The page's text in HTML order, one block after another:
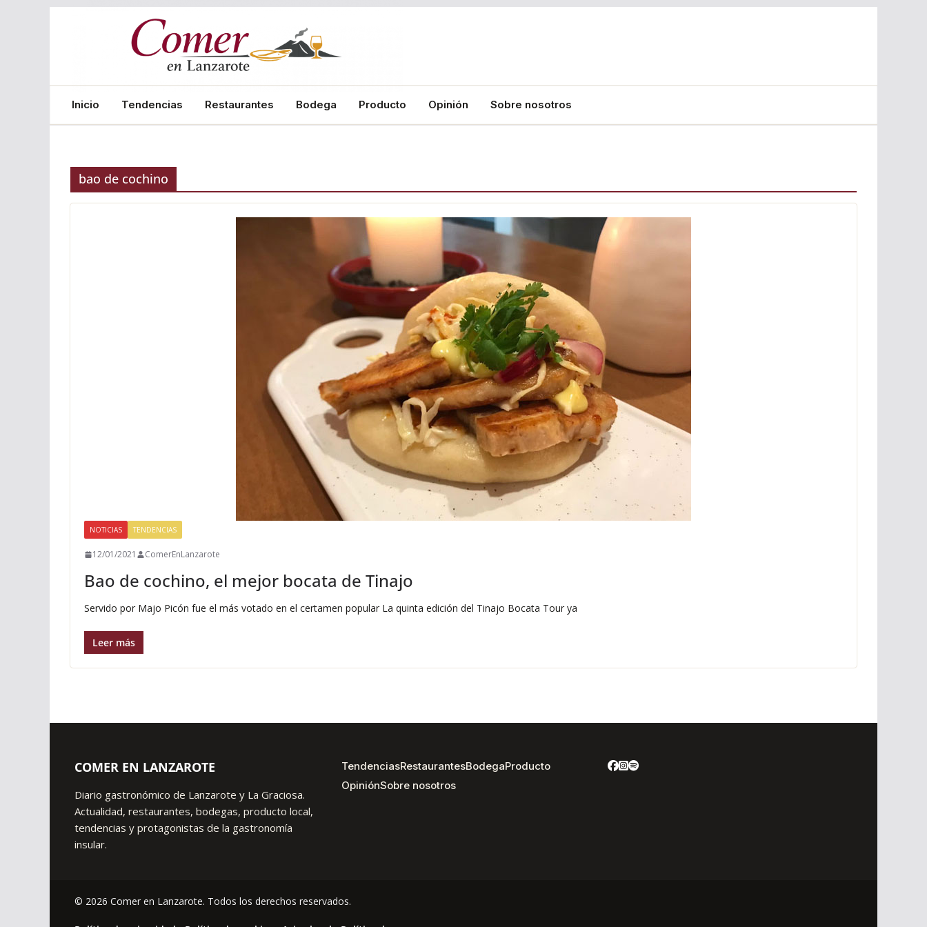
Inicio Tendencias Restaurantes Bodega Producto Opinión Sobre nosotros
bao de cochino
NOTICIAS TENDENCIAS
12/01/2021 ComerEnLanzarote
Bao de cochino, el mejor bocata de Tinajo
Servido por Majo Picón fue el más votado en el certamen popular La quinta edición del Tinajo Bocata Tour ya
Leer más
COMER EN LANZAROTE
Diario gastronómico de Lanzarote y La Graciosa.
Actualidad, restaurantes, bodegas, producto local,
tendencias y protagonistas de la gastronomía
insular.
TendenciasRestaurantesBodegaProducto
OpiniónSobre nosotros
© 2026 Comer en Lanzarote. Todos los derechos reservados.